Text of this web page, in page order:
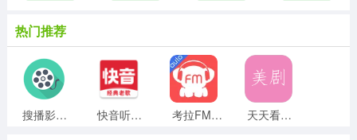
热门推荐
搜播影院手机版 快音听歌直装版 考拉FM电台车机版 天天看美剧官方版